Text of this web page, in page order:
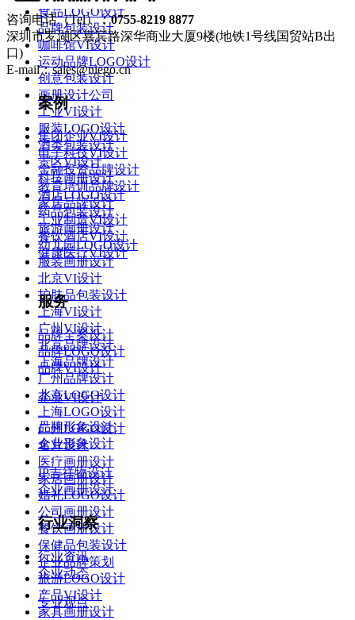
食品LOGO设计
品牌包装设计
咖啡馆VI设计
运动品牌LOGO设计
创意包装设计
画册设计公司
工业VI设计
服装LOGO设计
酒类包装设计
景区VI设计
科技画册设计
酒店LOGO设计
药品包装设计
旅游画册设计
幼儿园LOGO设计
服装画册设计
北京VI设计
护肤品包装设计
上海VI设计
广州VI设计
北京品牌设计
上海品牌设计
广州品牌设计
北京LOGO设计
上海LOGO设计
广州LOGO设计
名片设计
医疗画册设计
家居画册设计
婚礼LOGO设计
公司画册设计
餐饮画册设计
保健品包装设计
企业品牌策划
旅游LOGO设计
产品VI设计
家具画册设计
咨询电话（Tel）：0755-8219 8877
深圳市罗湖区嘉宾路深华商业大厦9楼(地铁1号线国贸站B出
口)
E-mail：sales@niego.cn
案例
集团企业VI设计
电子科技VI设计
金融投资品牌设计
教育培训品牌设计
家居品牌设计
工业制造VI设计
餐饮酒店VI设计
健康医疗VI设计
服务
品牌全案设计
品牌LOGO设计
品牌VI设计
企业VI设计
品牌形象设计
企业形象设计
IP吉祥物设计
企业画册设计
行业洞察
行业资讯
企业动态
专业观点